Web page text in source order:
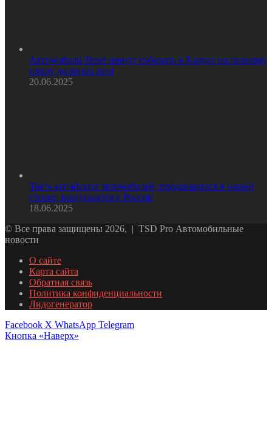
Автомобили Tenet начнут собирать в Калуге по полному
циклу до конца лета
20.06.2025
Треть китайских автомобилей, продающихся в нашей
стране, выпускается в России
18.06.2025
© Все права защищены 2026, | TSD Pro Автомобильные
новости
О сайте
Карта сайта
Обратная связь
Политика конфиденциальности
Лидогенератор
Facebook X WhatsApp Telegram
Кнопка «Наверх»